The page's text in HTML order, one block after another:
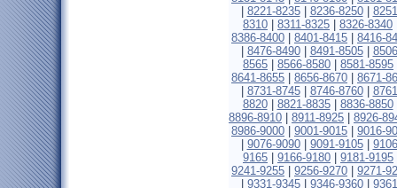
8221-8235| 8236-8250|
8310
8311-8325 8326-8340
8386-8400
8401-8415
8416-
8476-8490| 8491-8505|
8565
8566-8580 8581-8595
8641-8655
8656-8670
8671-
8731-8745| 8746-8760|
8820| 8821-8835| 8836-8850
8896-8910
8911-8925
8926-
8986-9000
9001-9015
9016-
9076-9090| 9091-9105|
9165
9166-9180 9181-9195
9241-9255
9256-9270
9271-
9331-9345| 9346-9360|